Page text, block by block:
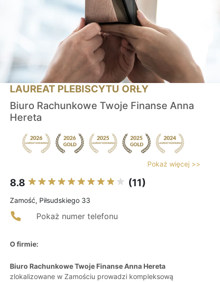
LAUREAT PLEBISCYTU ORŁY
Biuro Rachunkowe Twoje Finanse Anna
Hereta
Pokaż więcej >>
8.8 (11)
Zamość, Piłsudskiego 33
Pokaż numer telefonu
O firmie:
Biuro Rachunkowe Twoje Finanse Anna Hereta
zlokalizowane w Zamościu prowadzi kompleksową